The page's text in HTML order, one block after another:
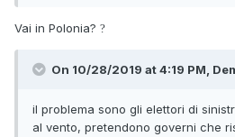
Vai in Polonia? ?
On 10/28/2019 at 4:19 PM,
il problema sono gli elettori di
al vento, pretendono governi che